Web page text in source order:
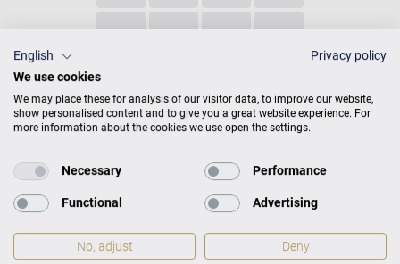
П
Р С
Т
У
Ф Х
Ц
Ч
Ш Щ
Ъ
Ы
Э
Ю
English
Privacy policy
We use cookies
We may place these for analysis of our visitor data, to improve our website,
show personalised content and to give you a great website experience. For
more information about the cookies we use open the settings.
Necessary Performance
Functional Advertising
No, adjust Deny